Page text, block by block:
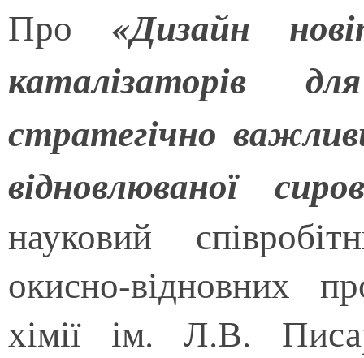
Про «Дизайн
каталізаторів
стратегічно
відновлюваної
науковий
окисно-відновних
хімії ім. Л.В.